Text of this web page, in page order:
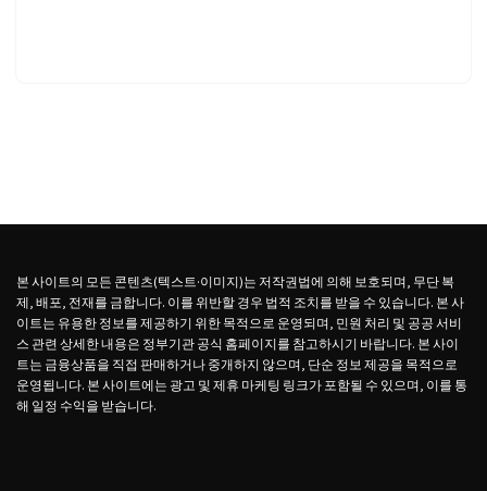
본 사이트의 모든 콘텐츠(텍스트·이미지)는 저작권법에 의해 보호되며, 무단 복
제, 배포, 전재를 금합니다. 이를 위반할 경우 법적 조치를 받을 수 있습니다. 본 사
이트는 유용한 정보를 제공하기 위한 목적으로 운영되며, 민원 처리 및 공공 서비
스 관련 상세한 내용은 정부기관 공식 홈페이지를 참고하시기 바랍니다. 본 사이
트는 금융상품을 직접 판매하거나 중개하지 않으며, 단순 정보 제공을 목적으로
운영됩니다. 본 사이트에는 광고 및 제휴 마케팅 링크가 포함될 수 있으며, 이를 통
해 일정 수익을 받습니다.